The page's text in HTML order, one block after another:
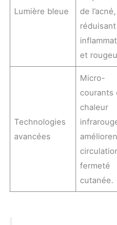
Lumière bleue
de l’acné,
réduisant
et
Technologies
avancées
Micro-
courants
chaleur
fermeté
cutanée.